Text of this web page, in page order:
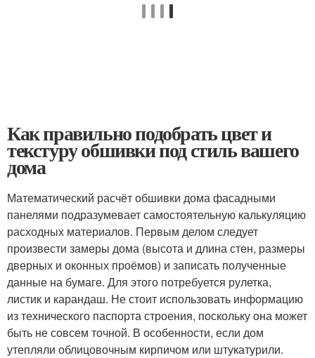
Как правильно подобрать цвет и
текстуру обшивки под стиль вашего
дома
Математический расчёт обшивки дома фасадными
панелями подразумевает самостоятельную калькуляцию
расходных материалов. Первым делом следует
произвести замеры дома (высота и длина стен, размеры
дверных и оконных проёмов) и записать полученные
данные на бумаге. Для этого потребуется рулетка,
листик и карандаш. Не стоит использовать информацию
из технического паспорта строения, поскольку она может
быть не совсем точной. В особенности, если дом
утепляли облицовочным кирпичом или штукатурили.